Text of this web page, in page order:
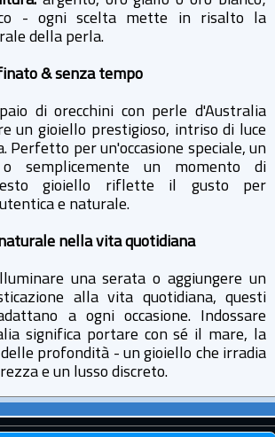
- ogni scelta mette in risalto la
della perla.
& senza tempo
di orecchini con perle d'Australia
un gioiello prestigioso, intriso di luce
Perfetto per un'occasione speciale, un
o semplicemente un momento di
gioiello riflette il gusto per
e naturale.
nella vita quotidiana
una serata o aggiungere un
alla vita quotidiana, questi
a ogni occasione. Indossare
significa portare con sé il mare, la
delle profondità - un gioiello che irradia
e un lusso discreto.